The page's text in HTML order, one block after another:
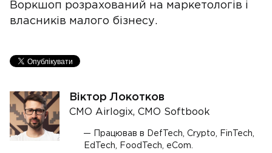
Воркшоп розрахований на маркетологів і
власників малого бізнесу.
Віктор Локотков
CMO Airlogix, CMO Softbook
Працював в DefTech, Crypto, FinTech,
EdTech, FoodTech, eCom.